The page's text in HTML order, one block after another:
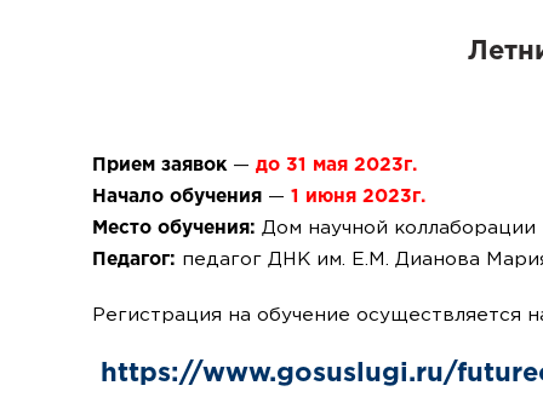
Прием заявок — до 31 мая 2023г.
Начало обучения — 1 июня 2023г.
Место обучения: Дом научной
Педагог: педагог ДНК им. Е.М. Дианова
Регистрация на обучение осуществляется
https://www.gosuslugi.ru/